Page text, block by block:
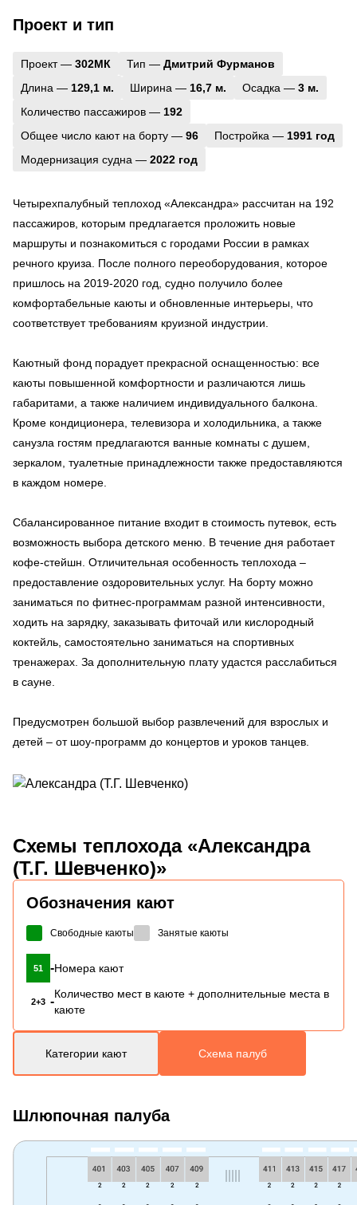
Проект и тип
Проект — 302МК Тип — Дмитрий Фурманов
Длина — 129,1 м. Ширина — 16,7 м. Осадка — 3 м.
Количество пассажиров — 192
Общее число кают на борту — 96 Постройка — 1991 год
Модернизация судна — 2022 год
Четырехпалубный теплоход «Александра» рассчитан на 192
пассажиров, которым предлагается проложить новые
маршруты и познакомиться с городами России в рамках
речного круиза. После полного переоборудования, которое
пришлось на 2019-2020 год, судно получило более
комфортабельные каюты и обновленные интерьеры, что
соответствует требованиям круизной индустрии.
Каютный фонд порадует прекрасной оснащенностью: все
каюты повышенной комфортности и различаются лишь
габаритами, а также наличием индивидуального балкона.
Кроме кондиционера, телевизора и холодильника, а также
санузла гостям предлагаются ванные комнаты с душем,
зеркалом, туалетные принадлежности также предоставляются
в каждом номере.
Сбалансированное питание входит в стоимость путевок, есть
возможность выбора детского меню. В течение дня работает
кофе-стейшн. Отличительная особенность теплохода –
предоставление оздоровительных услуг. На борту можно
заниматься по фитнес-программам разной интенсивности,
ходить на зарядку, заказывать фиточай или кислородный
коктейль, самостоятельно заниматься на спортивных
тренажерах. За дополнительную плату удастся расслабиться
в сауне.
Предусмотрен большой выбор развлечений для взрослых и
детей – от шоу-программ до концертов и уроков танцев.
Схемы теплохода «Александра
(Т.Г. Шевченко)»
Обозначения кают
Свободные каюты Занятые каюты
51 -Номера кают
2+3 -
Количество мест в каюте + дополнительные места в
каюте
Категории кают Схема палуб
Шлюпочная палуба